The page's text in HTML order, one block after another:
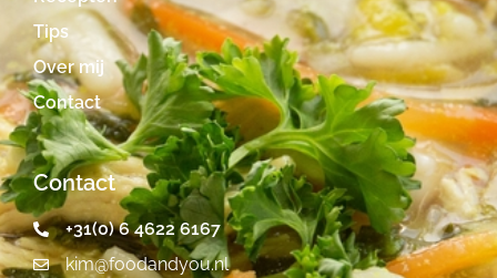
Tips
Over mij
Contact
Contact
+31(0) 6 4622 6167
kim@foodandyou.nl